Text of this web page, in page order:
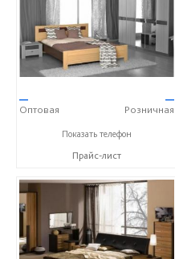
—
Оптовая
—
Розничная
+7 (928) 278-36-45
Показать телефон
Прайс-лист